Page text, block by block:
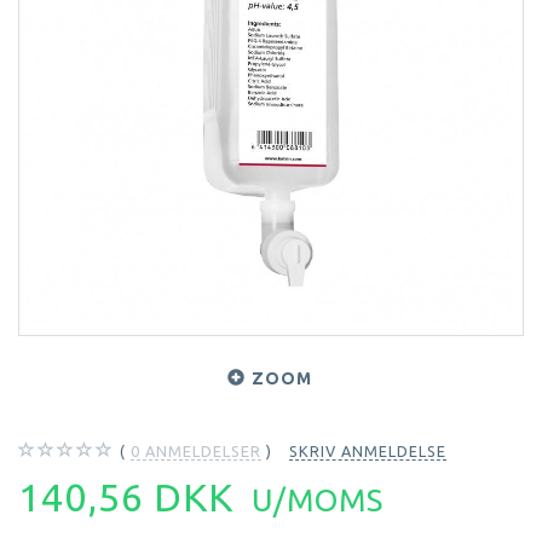
ZOOM
0 ANMELDELSER SKRIV ANMELDELSE
140,56 DKK U/MOMS